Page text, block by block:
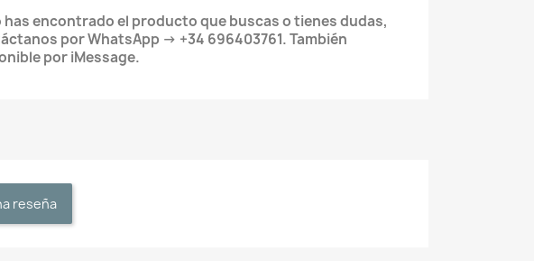
has encontrado el producto que buscas o tienes dudas,
por WhatsApp → +34 696403761. También
por iMessage.
reseña